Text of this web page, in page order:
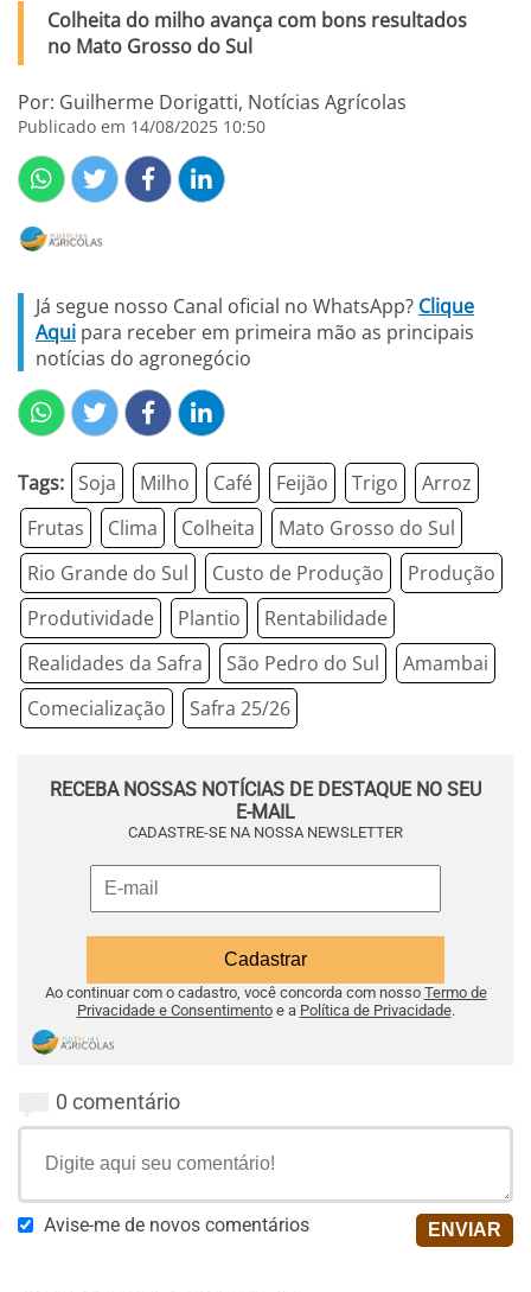
Colheita do milho avança com bons resultados
no Mato Grosso do Sul
Por: Guilherme Dorigatti, Notícias Agrícolas
Publicado em 14/08/2025 10:50
Já segue nosso Canal oficial no WhatsApp? Clique
Aqui para receber em primeira mão as principais
notícias do agronegócio
Tags: Soja Milho Café Feijão Trigo
Arroz
Frutas
Clima Colheita
Mato Grosso do Sul
Rio Grande do Sul
Custo de Produção
Produção
Produtividade
Plantio
Rentabilidade
Realidades da Safra
São Pedro do Sul
Amambai
Comecialização
Safra 25/26
RECEBA NOSSAS NOTÍCIAS DE DESTAQUE NO SEU
E-MAIL
CADASTRE-SE NA NOSSA NEWSLETTER
Ao continuar com o cadastro, você concorda com nosso Termo de
Privacidade e Consentimentoe a Política de Privacidade.
0 comentário
Avise-me de novos comentários